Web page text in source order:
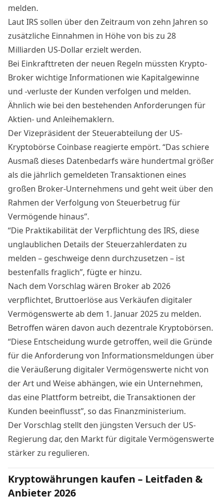
melden.
Laut IRS sollen über den Zeitraum von zehn Jahren so
zusätzliche Einnahmen in Höhe von bis zu 28
Milliarden US-Dollar erzielt werden.
Bei Einkrafttreten der neuen Regeln müssten Krypto-
Broker wichtige Informationen wie Kapitalgewinne
und -verluste der Kunden verfolgen und melden.
Ähnlich wie bei den bestehenden Anforderungen für
Aktien- und Anleihemaklern.
Der Vizepräsident der Steuerabteilung der US-
Kryptobörse Coinbase reagierte empört. “Das schiere
Ausmaß dieses Datenbedarfs wäre hundertmal größer
als die jährlich gemeldeten Transaktionen eines
großen Broker-Unternehmens und geht weit über den
Rahmen der Verfolgung von Steuerbetrug für
Vermögende hinaus”.
“Die Praktikabilität der Verpflichtung des IRS, diese
unglaublichen Details der Steuerzahlerdaten zu
melden – geschweige denn durchzusetzen – ist
bestenfalls fraglich”, fügte er hinzu.
Nach dem Vorschlag wären Broker ab 2026
verpflichtet, Bruttoerlöse aus Verkäufen digitaler
Vermögenswerte ab dem 1. Januar 2025 zu melden.
Betroffen wären davon auch dezentrale Kryptobörsen.
“Diese Entscheidung wurde getroffen, weil die Gründe
für die Anforderung von Informationsmeldungen über
die Veräußerung digitaler Vermögenswerte nicht von
der Art und Weise abhängen, wie ein Unternehmen,
das eine Plattform betreibt, die Transaktionen der
Kunden beeinflusst”, so das Finanzministerium.
Der Vorschlag stellt den jüngsten Versuch der US-
Regierung dar, den Markt für digitale Vermögenswerte
stärker zu regulieren.
Kryptowährungen kaufen – Leitfaden &
Anbieter 2026